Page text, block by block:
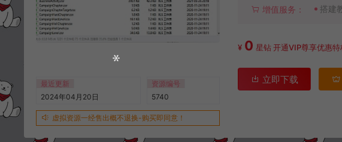
最近更新
2024年04月20日
资源编号
5740
虚拟资源一经售出概不退换-购买即同意！
增值服务： 搭建
¥ 0 星钻开通VIP尊享优惠特
立即下载